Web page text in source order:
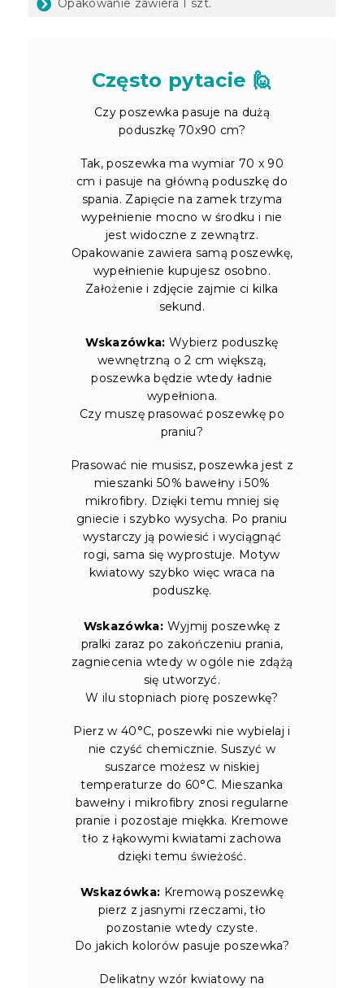
Opakowanie zawiera 1 szt.
Często pytacie 🙋
Czy poszewka pasuje na dużą
poduszkę 70x90 cm?
Tak, poszewka ma wymiar 70 x 90
cm i pasuje na główną poduszkę do
spania. Zapięcie na zamek trzyma
wypełnienie mocno w środku i nie
jest widoczne z zewnątrz.
Opakowanie zawiera samą poszewkę,
wypełnienie kupujesz osobno.
Założenie i zdjęcie zajmie ci kilka
sekund.
Wskazówka: Wybierz poduszkę
wewnętrzną o 2 cm większą,
poszewka będzie wtedy ładnie
wypełniona.
Czy muszę prasować poszewkę po
praniu?
Prasować nie musisz, poszewka jest z
mieszanki 50% bawełny i 50%
mikrofibry. Dzięki temu mniej się
gniecie i szybko wysycha. Po praniu
wystarczy ją powiesić i wyciągnąć
rogi, sama się wyprostuje. Motyw
kwiatowy szybko więc wraca na
poduszkę.
Wskazówka: Wyjmij poszewkę z
pralki zaraz po zakończeniu prania,
zagniecenia wtedy w ogóle nie zdążą
się utworzyć.
W ilu stopniach piorę poszewkę?
Pierz w 40°C, poszewki nie wybielaj i
nie czyść chemicznie. Suszyć w
suszarce możesz w niskiej
temperaturze do 60°C. Mieszanka
bawełny i mikrofibry znosi regularne
pranie i pozostaje miękka. Kremowe
tło z łąkowymi kwiatami zachowa
dzięki temu świeżość.
Wskazówka: Kremową poszewkę
pierz z jasnymi rzeczami, tło
pozostanie wtedy czyste.
Do jakich kolorów pasuje poszewka?
Delikatny wzór kwiatowy na